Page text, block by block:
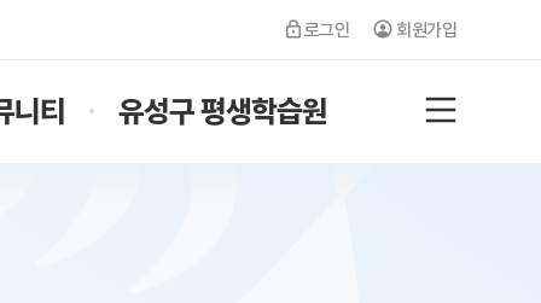
로그인 회원가입
전체메뉴
니티 유성구 평생학습원